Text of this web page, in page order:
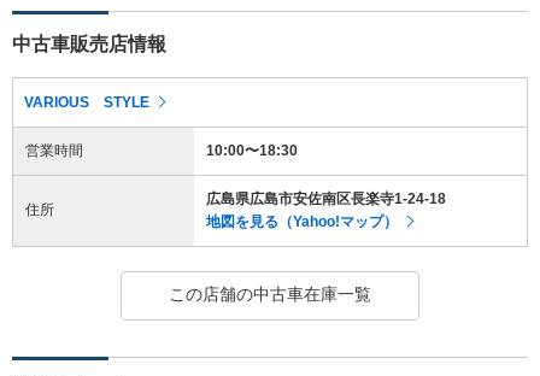
中古車販売店情報
VARIOUS STYLE
営業時間 10:00〜18:30
住所
広島県広島市安佐南区長楽寺1-24-18
地図を見る（Yahoo!マップ）
この店舗の中古車在庫一覧